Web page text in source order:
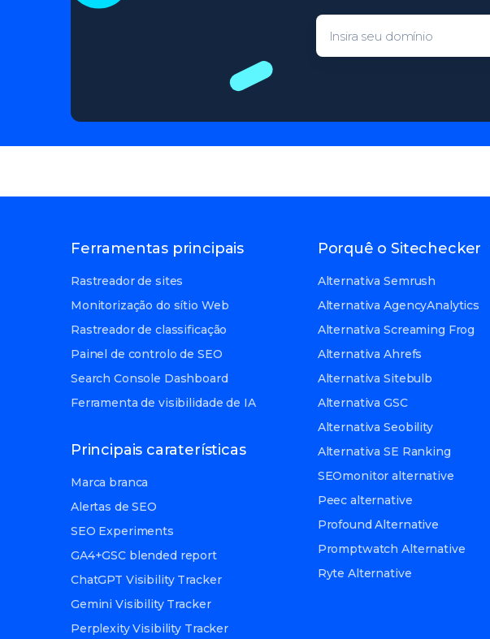
Ferramentas principais
Rastreador de sites
Monitorização do sítio Web
Rastreador de classificação
Painel de controlo de SEO
Search Console Dashboard
Ferramenta de visibilidade de IA
Principais caraterísticas
Marca branca
Alertas de SEO
SEO Experiments
GA4+GSC blended report
ChatGPT Visibility Tracker
Gemini Visibility Tracker
Perplexity Visibility Tracker
Porquê o Sitechecker
Alternativa Semrush
Alternativa AgencyAnalytics
Alternativa Screaming Frog
Alternativa Ahrefs
Alternativa Sitebulb
Alternativa GSC
Alternativa Seobility
Alternativa SE Ranking
SEOmonitor alternative
Peec alternative
Profound Alternative
Promptwatch Alternative
Ryte Alternative